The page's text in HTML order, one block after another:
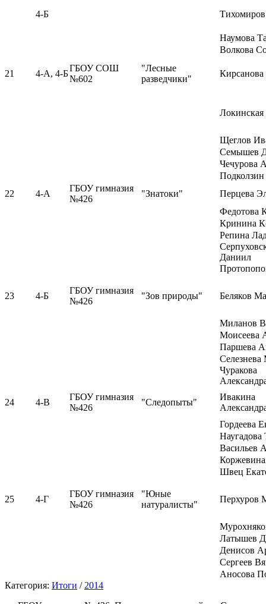
4-Б
Наумова
Волкова
21 4-А, 4-Б
ГБОУ СОШ
№602
"Лесные
разведчики"
Кирсанова
Щеглов
Семышев
Чечурова
Подколзин
22
4-А
ГБОУ гимназия
№426
"Знатоки"
Перцева
Федотова
Кринина
Репина
Даниил
23 4-Б
ГБОУ гимназия
№426
"Зов природы" Беляков
Миланов
Моисеева
Паршева
Селезнева
Чуракова
24 4-В
ГБОУ гимназия
№426
"Следопыты"
Ивакина
Гордеева
Наугадова
Васильев
Швец
25 4-Г
ГБОУ гимназия
№426
"Юные
натуралисты"
Перхуров
Латышев
Денисов
Сергеев
Аносова
Категория: Итоги / 2014